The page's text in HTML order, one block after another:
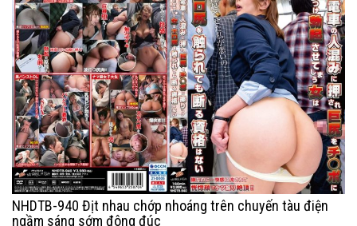
NHDTB-940 Địt nhau chớp nhoáng trên chuyến tàu điện
ngầm sáng sớm đông đúc